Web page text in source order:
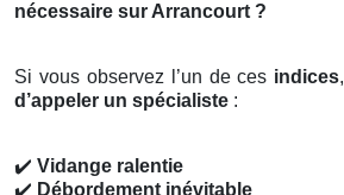
nécessaire sur Arrancourt ?
Si vous observez l’un de ces indices
d’appeler un spécialiste :
✔️ Vidange ralentie
✔️ Débordement inévitable